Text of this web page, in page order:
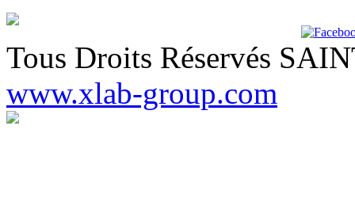
Tous Droits Réservés
www.xlab-group.com